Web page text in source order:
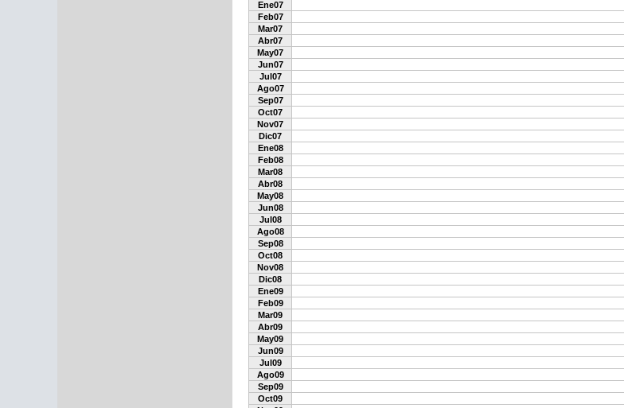
Ene07
Feb07
Mar07
Abr07
May07
Jun07
Jul07
Ago07
Sep07
Oct07
Nov07
Dic07
Ene08
Feb08
Mar08
Abr08
May08
Jun08
Jul08
Ago08
Sep08
Oct08
Nov08
Dic08
Ene09
Feb09
Mar09
Abr09
May09
Jun09
Jul09
Ago09
Sep09
Oct09